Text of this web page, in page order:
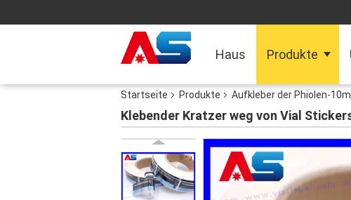
Haus Produkte
Startseite Produkte Aufkleber der Phiolen-
Klebender Kratzer weg von Vial